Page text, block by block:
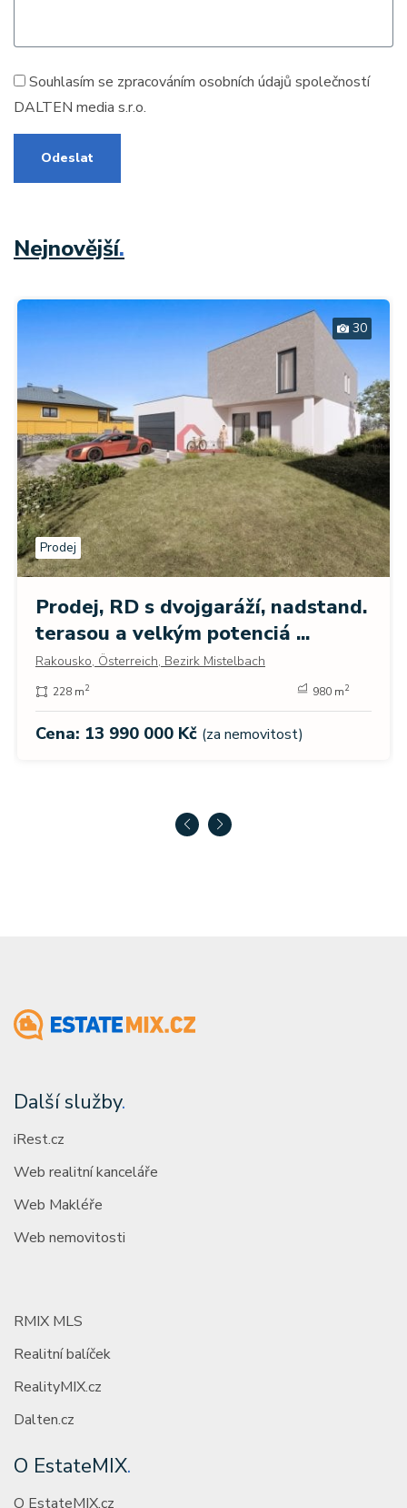
Souhlasím se zpracováním osobních údajů společností
DALTEN media s.r.o.
Odeslat
Nejnovější.
30
Prodej
Prodej, RD s dvojgaráží, nadstand.
terasou a velkým potenciá ...
Rakousko, Österreich, Bezirk Mistelbach
228 m2 980 m2
Cena: 13 990 000 Kč (za nemovitost)
Další služby.
iRest.cz
Web realitní kanceláře
Web Makléře
Web nemovitosti
RMIX MLS
Realitní balíček
RealityMIX.cz
Dalten.cz
O EstateMIX.
O EstateMIX.cz